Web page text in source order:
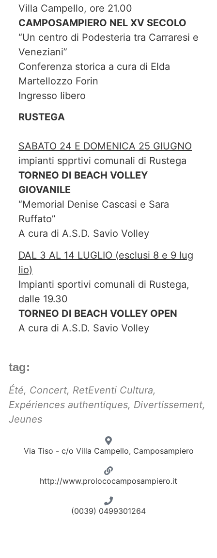
Villa Campello, ore 21.00
CAMPOSAMPIERO NEL XV SECOLO
“Un centro di Podesteria tra Carraresi e
Veneziani”
Conferenza storica a cura di Elda
Martellozzo Forin
Ingresso Iibero
RUSTEGA
SABATO 24 E DOMENICA 25 GIUGNO
impianti spprtivi comunali di Rustega
TORNEO DI BEACH VOLLEY
GIOVANILE
“Memorial Denise Cascasi e Sara
Ruffato”
A cura di A.S.D. Savio Volley
DAL 3 AL 14 LUGLIO (esclusi 8 e 9 lug
lio)
Impianti sportivi comunali di Rustega,
dalle 19.30
TORNEO DI BEACH VOLLEY OPEN
A cura di A.S.D. Savio Volley
tag:
Été, Concert, RetEventi Cultura,
Expériences authentiques, Divertissement,
Jeunes
Via Tiso - c/o Villa Campello, Camposampiero
http://www.prolococamposampiero.it
(0039) 0499301264